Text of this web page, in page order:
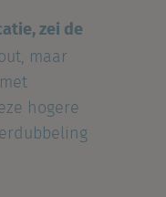
zei de
maar
hogere